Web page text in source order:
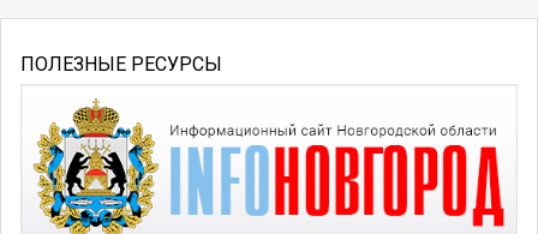
ПОЛЕЗНЫЕ РЕСУРСЫ